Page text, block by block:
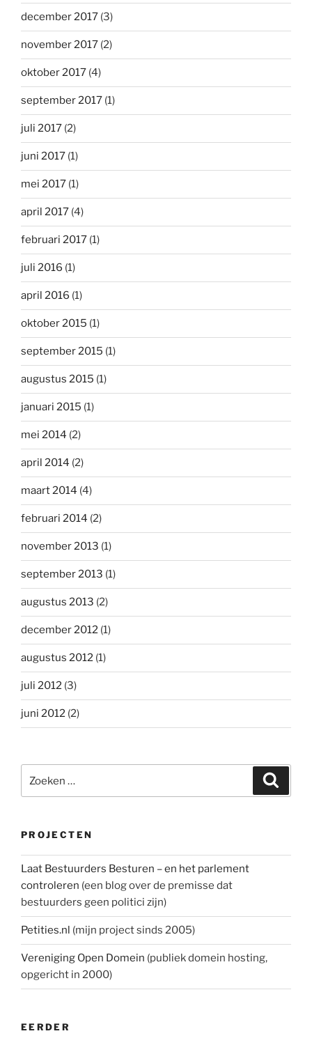
december 2017 (3)
november 2017 (2)
oktober 2017 (4)
september 2017 (1)
juli 2017 (2)
juni 2017 (1)
mei 2017 (1)
april 2017 (4)
februari 2017 (1)
juli 2016 (1)
april 2016 (1)
oktober 2015 (1)
september 2015 (1)
augustus 2015 (1)
januari 2015 (1)
mei 2014 (2)
april 2014 (2)
maart 2014 (4)
februari 2014 (2)
november 2013 (1)
september 2013 (1)
augustus 2013 (2)
december 2012 (1)
augustus 2012 (1)
juli 2012 (3)
juni 2012 (2)
naar:
PROJECTEN
Laat Bestuurders Besturen – en het parlement
controleren (een blog over de premisse dat
bestuurders geen politici zijn)
Petities.nl (mijn project sinds 2005)
Vereniging Open Domein (publiek domein hosting,
opgericht in 2000)
EERDER